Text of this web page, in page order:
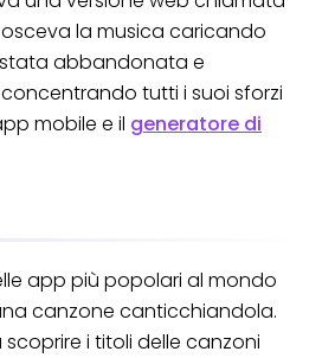
la musica caricando
abbandonata e
tutti i suoi sforzi
mobile e il generatore di
app più popolari al mondo
canzone canticchiandola.
i titoli delle canzoni